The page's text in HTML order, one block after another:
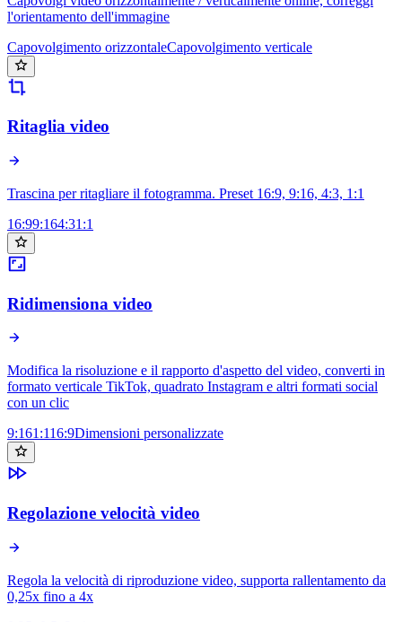
l'orientamento dell'immagine
Capovolgimento orizzontaleCapovolgimento verticale
Ritaglia video
Trascina per ritagliare il fotogramma. Preset 16:9, 9:16, 4:3, 1:1
16:99:164:31:1
Ridimensiona video
Modifica la risoluzione e il rapporto d'aspetto del video, converti in
formato verticale TikTok, quadrato Instagram e altri formati social
con un clic
9:161:116:9Dimensioni personalizzate
Regolazione velocità video
Regola la velocità di riproduzione video, supporta rallentamento da
0,25x fino a 4x